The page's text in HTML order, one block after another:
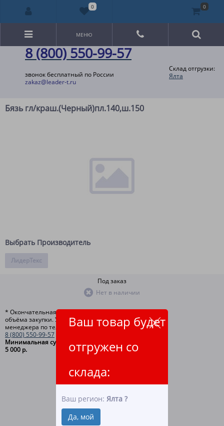
8 (800) 550-99-57
звонок бесплатный по России
zakaz@leader-t.ru
Склад отгрузки:
Ялта
Ваш товар будет
отгружен со
склада:
Ваш регион:Ялта ?
Да, мой
МЕНЮ
Бязь гл/краш.(Черный)пл.140,ш.150
Выбрать Производитель
ЛидерТекс
Под заказ
Нет в наличии
* Окончательная цена зависит от
объёма закупки. Уточняйте у
менеджера по телефону
8 (800) 550-99-57
Минимальная сумма заказа
5 000 р.
ЗАКАЗАТЬ ТОВАР
ВСЕ СПОСОБЫ ОПЛАТЫ
ПОДРОБНЕЕ О ДОСТАВКЕ
0 0